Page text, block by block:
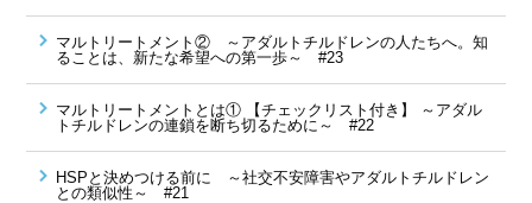
マルトリートメント② ～アダルトチルドレンの人たちへ。知
ることは、新たな希望への第一歩～ #23
マルトリートメントとは① 【チェックリスト付き】 ～アダル
トチルドレンの連鎖を断ち切るために～ #22
HSPと決めつける前に ～社交不安障害やアダルトチルドレン
との類似性～ #21